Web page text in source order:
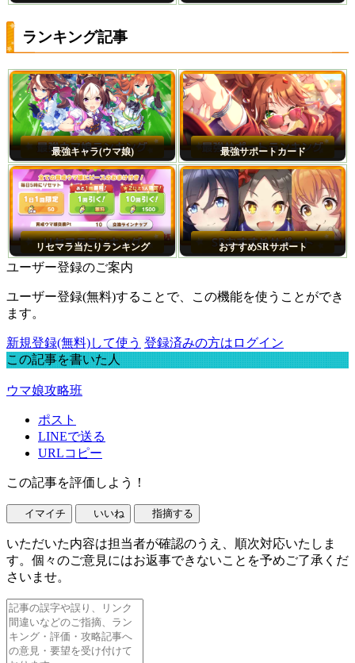
ランキング記事
最強キャラ(ウマ娘) 最強サポートカード
リセマラ当たりランキング おすすめSRサポート
ユーザー登録のご案内
ユーザー登録(無料)することで、この機能を使うことができ
ます。
新規登録(無料)して使う 登録済みの方はログイン
この記事を書いた人
ウマ娘攻略班
ポスト
LINEで送る
URLコピー
この記事を評価しよう！
イマイチ いいね 指摘する
いただいた内容は担当者が確認のうえ、順次対応いたしま
す。個々のご意見にはお返事できないことを予めご了承くだ
さいませ。